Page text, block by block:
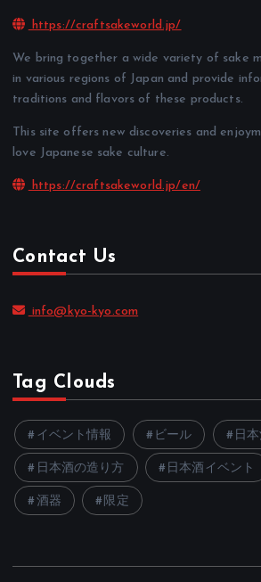
https://craftsakeworld.jp/
We bring together a wide variety of sake
in various regions of Japan and provide
traditions and flavors of these products.
This site offers new discoveries and
love Japanese sake culture.
https://craftsakeworld.jp/en/
Contact Us
info@kyo-kyo.com
Tag Clouds
イベント情報 ビール 日
日本酒の造り方 日本酒イベント
酒器 限定